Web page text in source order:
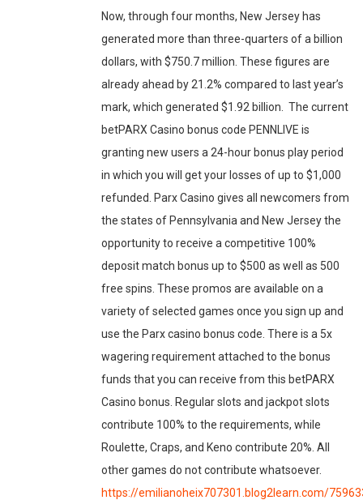
Now, through four months, New Jersey has
generated more than three-quarters of a billion
dollars, with $750.7 million. These figures are
already ahead by 21.2% compared to last year’s
mark, which generated $1.92 billion. The current
betPARX Casino bonus code PENNLIVE is
granting new users a 24-hour bonus play period
in which you will get your losses of up to $1,000
refunded. Parx Casino gives all newcomers from
the states of Pennsylvania and New Jersey the
opportunity to receive a competitive 100%
deposit match bonus up to $500 as well as 500
free spins. These promos are available on a
variety of selected games once you sign up and
use the Parx casino bonus code. There is a 5x
wagering requirement attached to the bonus
funds that you can receive from this betPARX
Casino bonus. Regular slots and jackpot slots
contribute 100% to the requirements, while
Roulette, Craps, and Keno contribute 20%. All
other games do not contribute whatsoever.
https://emilianoheix707301.blog2learn.com/